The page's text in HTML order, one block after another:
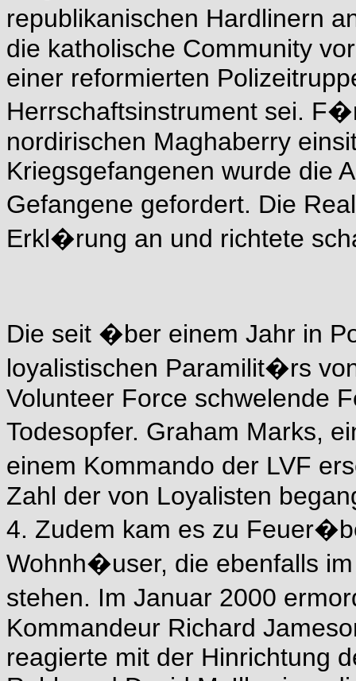
republikanischen Hardlinern
die katholische Community
einer reformierten
Herrschaftsinstrument sei.
nordirischen Maghaberry
Kriegsgefangenen wurde die
Gefangene gefordert. Die
Erkl�rung an und richtete
Die seit �ber einem Jahr in
loyalistischen Paramilit�rs
Volunteer Force schwelende
Todesopfer. Graham Marks,
einem Kommando der LVF
Zahl der von Loyalisten
4. Zudem kam es zu
Wohnh�user, die ebenfalls
stehen. Im Januar 2000
Kommandeur Richard
reagierte mit der Hinrichtung